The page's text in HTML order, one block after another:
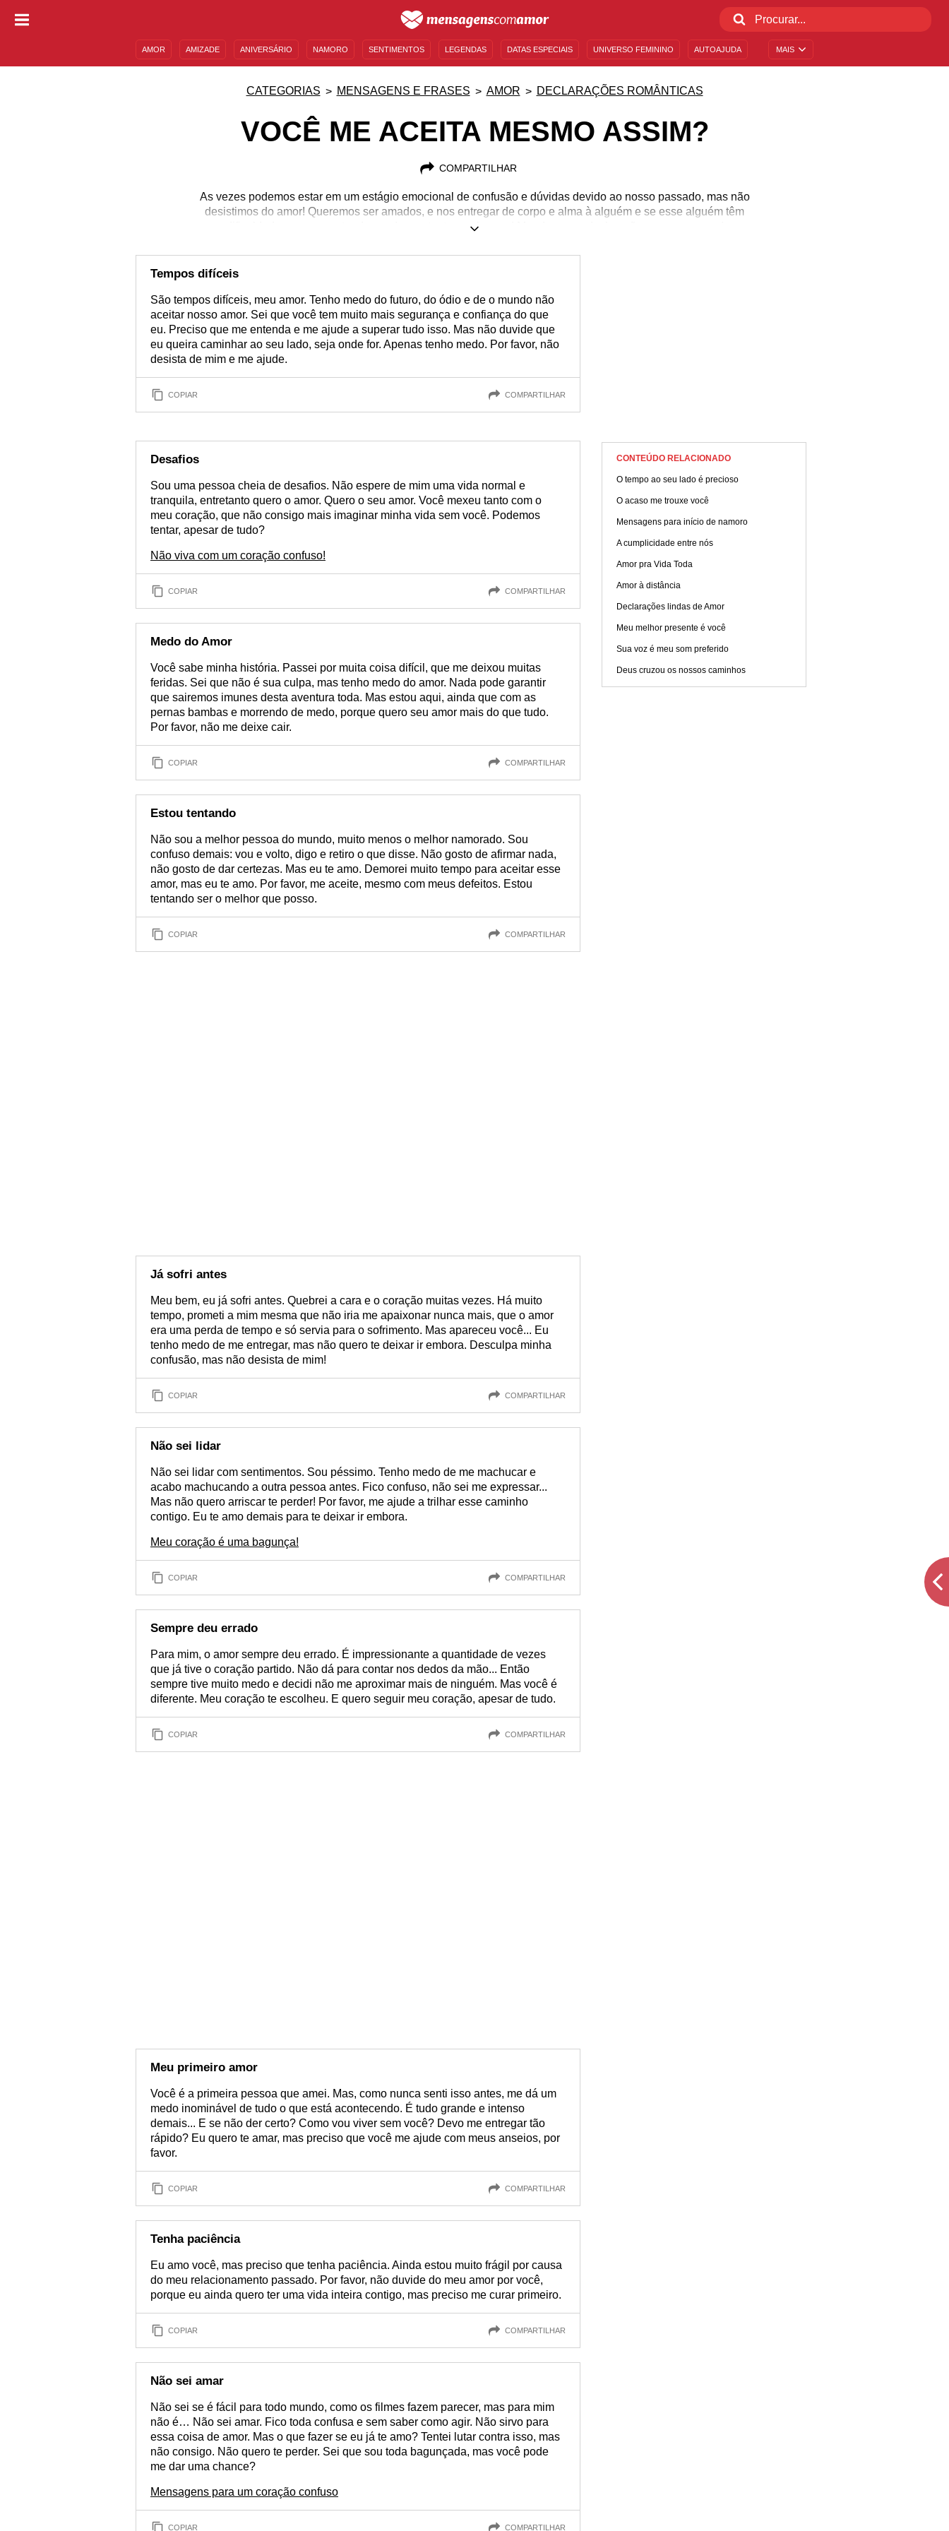
MAIS
AMOR AMIZADE ANIVERSÁRIO NAMORO SENTIMENTOS LEGENDAS DATAS ESPECIAIS UNIVERSO FEMININO AUTOAJUDA
CATEGORIAS MENSAGENS E FRASES AMOR DECLARAÇÕES ROMÂNTICAS
VOCÊ ME ACEITA MESMO ASSIM?
COMPARTILHAR
As vezes podemos estar em um estágio emocional de confusão e dúvidas devido ao nosso passado, mas não
desistimos do amor! Queremos ser amados, e nos entregar de corpo e alma à alguém e se esse alguém têm
dificuldades em nos entender, podemos tentar esclarecer! Mande essas declarações e se expresse!
Tempos difíceis
São tempos difíceis, meu amor. Tenho medo do futuro, do ódio e de o mundo não
aceitar nosso amor. Sei que você tem muito mais segurança e confiança do que
eu. Preciso que me entenda e me ajude a superar tudo isso. Mas não duvide que
eu queira caminhar ao seu lado, seja onde for. Apenas tenho medo. Por favor, não
desista de mim e me ajude.
COPIAR COMPARTILHAR
Desafios
Sou uma pessoa cheia de desafios. Não espere de mim uma vida normal e
tranquila, entretanto quero o amor. Quero o seu amor. Você mexeu tanto com o
meu coração, que não consigo mais imaginar minha vida sem você. Podemos
tentar, apesar de tudo?
Não viva com um coração confuso!
COPIAR COMPARTILHAR
Medo do Amor
Você sabe minha história. Passei por muita coisa difícil, que me deixou muitas
feridas. Sei que não é sua culpa, mas tenho medo do amor. Nada pode garantir
que sairemos imunes desta aventura toda. Mas estou aqui, ainda que com as
pernas bambas e morrendo de medo, porque quero seu amor mais do que tudo.
Por favor, não me deixe cair.
COPIAR COMPARTILHAR
Estou tentando
Não sou a melhor pessoa do mundo, muito menos o melhor namorado. Sou
confuso demais: vou e volto, digo e retiro o que disse. Não gosto de afirmar nada,
não gosto de dar certezas. Mas eu te amo. Demorei muito tempo para aceitar esse
amor, mas eu te amo. Por favor, me aceite, mesmo com meus defeitos. Estou
tentando ser o melhor que posso.
COPIAR COMPARTILHAR
Já sofri antes
Meu bem, eu já sofri antes. Quebrei a cara e o coração muitas vezes. Há muito
tempo, prometi a mim mesma que não iria me apaixonar nunca mais, que o amor
era uma perda de tempo e só servia para o sofrimento. Mas apareceu você... Eu
tenho medo de me entregar, mas não quero te deixar ir embora. Desculpa minha
confusão, mas não desista de mim!
COPIAR COMPARTILHAR
Não sei lidar
Não sei lidar com sentimentos. Sou péssimo. Tenho medo de me machucar e
acabo machucando a outra pessoa antes. Fico confuso, não sei me expressar...
Mas não quero arriscar te perder! Por favor, me ajude a trilhar esse caminho
contigo. Eu te amo demais para te deixar ir embora.
Meu coração é uma bagunça!
COPIAR COMPARTILHAR
Sempre deu errado
Para mim, o amor sempre deu errado. É impressionante a quantidade de vezes
que já tive o coração partido. Não dá para contar nos dedos da mão... Então
sempre tive muito medo e decidi não me aproximar mais de ninguém. Mas você é
diferente. Meu coração te escolheu. E quero seguir meu coração, apesar de tudo.
COPIAR COMPARTILHAR
Meu primeiro amor
Você é a primeira pessoa que amei. Mas, como nunca senti isso antes, me dá um
medo inominável de tudo o que está acontecendo. É tudo grande e intenso
demais... E se não der certo? Como vou viver sem você? Devo me entregar tão
rápido? Eu quero te amar, mas preciso que você me ajude com meus anseios, por
favor.
COPIAR COMPARTILHAR
Tenha paciência
Eu amo você, mas preciso que tenha paciência. Ainda estou muito frágil por causa
do meu relacionamento passado. Por favor, não duvide do meu amor por você,
porque eu ainda quero ter uma vida inteira contigo, mas preciso me curar primeiro.
COPIAR COMPARTILHAR
Não sei amar
Não sei se é fácil para todo mundo, como os filmes fazem parecer, mas para mim
não é… Não sei amar. Fico toda confusa e sem saber como agir. Não sirvo para
essa coisa de amor. Mas o que fazer se eu já te amo? Tentei lutar contra isso, mas
não consigo. Não quero te perder. Sei que sou toda bagunçada, mas você pode
me dar uma chance?
Mensagens para um coração confuso
COPIAR COMPARTILHAR
CONTEÚDO RELACIONADO
O tempo ao seu lado é precioso
O acaso me trouxe você
Mensagens para início de namoro
A cumplicidade entre nós
Amor pra Vida Toda
Amor à distância
Declarações lindas de Amor
Meu melhor presente é você
Sua voz é meu som preferido
Deus cruzou os nossos caminhos